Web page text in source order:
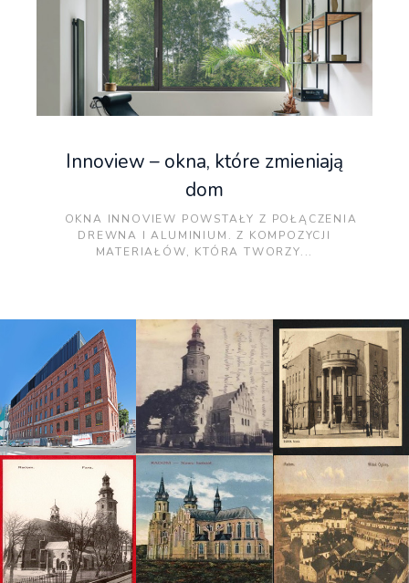
Innoview – okna, które zmieniają
dom
OKNA INNOVIEW POWSTAŁY Z POŁĄCZENIA
DREWNA I ALUMINIUM. Z KOMPOZYCJI
MATERIAŁÓW, KTÓRA TWORZY...